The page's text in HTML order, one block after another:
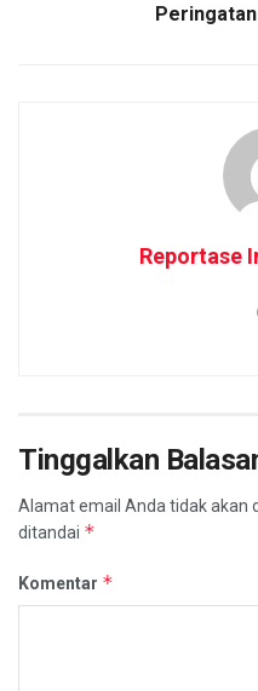
Reportase
Tinggalkan
Alamat email Anda tidak akan
ditandai *
Komentar *